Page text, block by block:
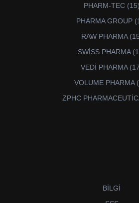
PHARM-TEC 15
PHARMA GROUP
RAW PHARMA 15
SWİSS PHARMA
VEDİ PHARMA 17
VOLUME PHARMA
ZPHC
BİLGİ